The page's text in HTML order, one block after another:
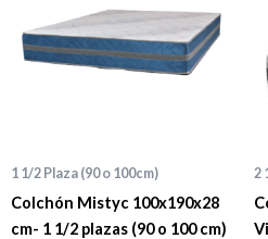
1 1/2 Plaza (90 o 100cm)
Colchón Mistyc 100x190x28
cm- 1 1/2 plazas (90 o 100 cm)
$540,000.00.$440,000.00.
2